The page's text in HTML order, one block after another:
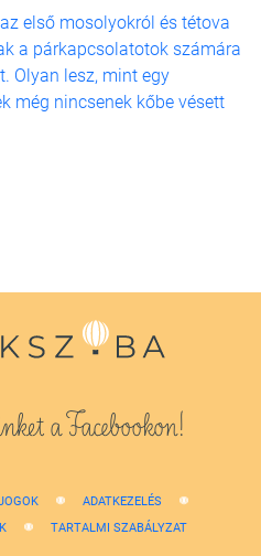
első mosolyokról és tétova
a párkapcsolatotok számára
Olyan lesz, mint egy
még nincsenek kőbe vésett
a Facebookon!
ADATKEZELÉS
TARTALMI SZABÁLYZAT